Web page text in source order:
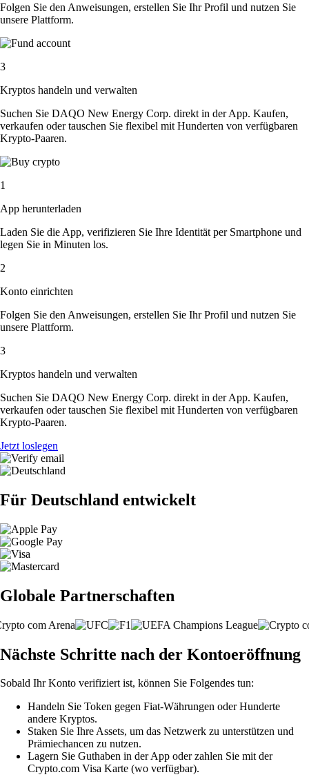
Folgen Sie den Anweisungen, erstellen Sie Ihr Profil und nutzen Sie
unsere Plattform.
3
Kryptos handeln und verwalten
Suchen Sie DAQO New Energy Corp. direkt in der App. Kaufen,
verkaufen oder tauschen Sie flexibel mit Hunderten von verfügbaren
Krypto-Paaren.
1
App herunterladen
Laden Sie die App, verifizieren Sie Ihre Identität per Smartphone und
legen Sie in Minuten los.
2
Konto einrichten
Folgen Sie den Anweisungen, erstellen Sie Ihr Profil und nutzen Sie
unsere Plattform.
3
Kryptos handeln und verwalten
Suchen Sie DAQO New Energy Corp. direkt in der App. Kaufen,
verkaufen oder tauschen Sie flexibel mit Hunderten von verfügbaren
Krypto-Paaren.
Jetzt loslegen
Für Deutschland entwickelt
Globale Partnerschaften
Nächste Schritte nach der Kontoeröffnung
Sobald Ihr Konto verifiziert ist, können Sie Folgendes tun:
Handeln Sie Token gegen Fiat-Währungen oder Hunderte
andere Kryptos.
Staken Sie Ihre Assets, um das Netzwerk zu unterstützen und
Prämiechancen zu nutzen.
Lagern Sie Guthaben in der App oder zahlen Sie mit der
Crypto.com Visa Karte (wo verfügbar).